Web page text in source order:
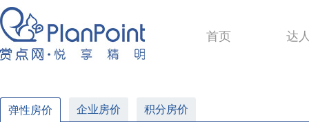
首页 达
弹性房价 企业房价 积分房价